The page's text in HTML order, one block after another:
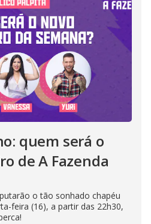
quem será o
de A Fazenda
o tão sonhado chapéu
feira (16), a partir das 22h30,